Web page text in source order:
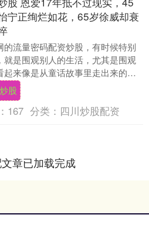
宁正绚烂如花，65岁徐威却衰
的流量密码配资炒股，有时候特别
就是围观别人的生活，尤其是围观
起来像是从童话故事里走出来的
么被现实这台巨大的碎纸机，一点
片。 最近....
股
167 分类： 四川炒股配资
章已加载完成